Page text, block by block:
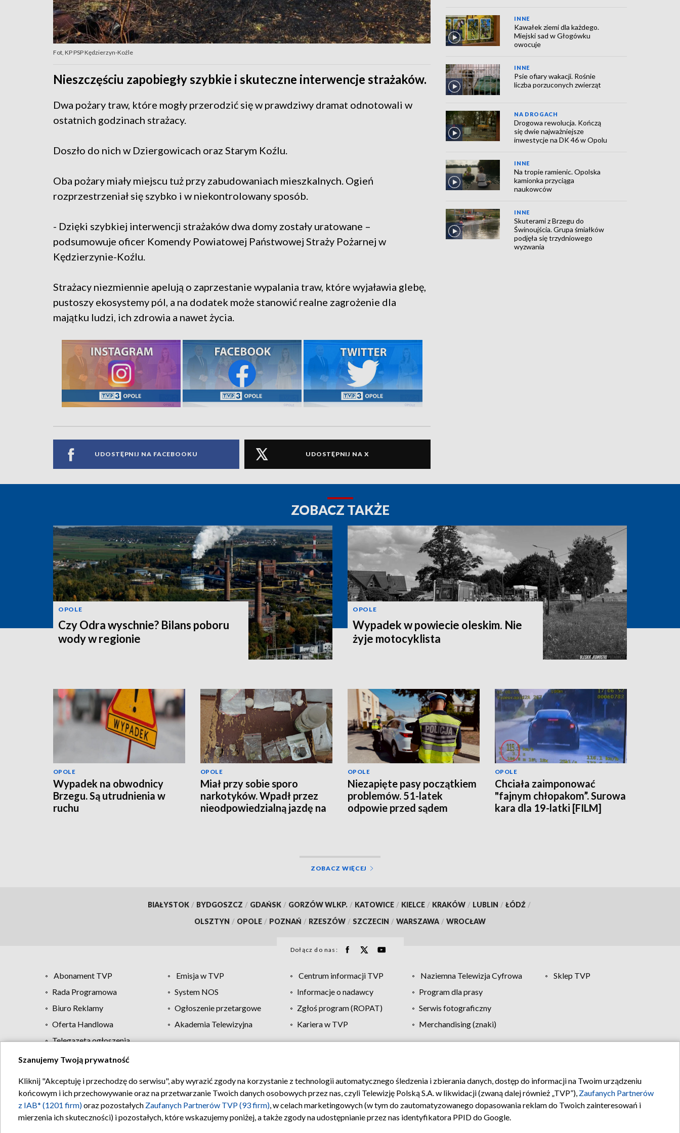
Fot, KP PSP Kędzierzyn-Koźle
Nieszczęściu zapobiegły szybkie i skuteczne interwencje strażaków.
Dwa pożary traw, które mogły przerodzić się w prawdziwy dramat odnotowali w
ostatnich godzinach strażacy.
Doszło do nich w Dziergowicach oraz Starym Koźlu.
Oba pożary miały miejscu tuż przy zabudowaniach mieszkalnych. Ogień
rozprzestrzeniał się szybko i w niekontrolowany sposób.
- Dzięki szybkiej interwencji strażaków dwa domy zostały uratowane –
podsumowuje oficer Komendy Powiatowej Państwowej Straży Pożarnej w
Kędzierzynie-Koźlu.
Strażacy niezmiennie apelują o zaprzestanie wypalania traw, które wyjaławia glebę,
pustoszy ekosystemy pól, a na dodatek może stanowić realne zagrożenie dla
majątku ludzi, ich zdrowia a nawet życia.
UDOSTĘPNIJ NA FACEBOOKU UDOSTĘPNIJ NA X
INNE
Kawałek ziemi dla każdego.
Miejski sad w Głogówku
owocuje
INNE
Psie ofiary wakacji. Rośnie
liczba porzuconych zwierząt
NA DROGACH
Drogowa rewolucja. Kończą
się dwie najważniejsze
inwestycje na DK 46 w Opolu
INNE
Na tropie ramienic. Opolska
kamionka przyciąga
naukowców
INNE
Skuterami z Brzegu do
Świnoujścia. Grupa śmiałków
podjęła się trzydniowego
wyzwania
ZOBACZ TAKŻE
OPOLE
Czy Odra wyschnie? Bilans poboru
wody w regionie
OPOLE
Wypadek w powiecie oleskim. Nie
żyje motocyklista
OPOLE
Wypadek na obwodnicy
Brzegu. Są utrudnienia w
ruchu
OPOLE
Miał przy sobie sporo
narkotyków. Wpadł przez
nieodpowiedzialną jazdę na
OPOLE
Niezapięte pasy początkiem
problemów. 51-latek
odpowie przed sądem
OPOLE
Chciała zaimponować
"fajnym chłopakom”. Surowa
kara dla 19-latki [FILM]
ZOBACZ WIĘCEJ
BIAŁYSTOK / BYDGOSZCZ / GDAŃSK / GORZÓW WLKP. / KATOWICE / KIELCE / KRAKÓW / LUBLIN / ŁÓDŹ /
OLSZTYN / OPOLE / POZNAŃ / RZESZÓW / SZCZECIN / WARSZAWA / WROCŁAW
Dołącz do nas:
Abonament TVP Emisja w TVP Centrum informacji TVP Naziemna Telewizja Cyfrowa
Sklep TVP
Rada Programowa
System NOS Informacje o nadawcy
Program dla prasy
Biuro Reklamy
Ogłoszenie przetargowe Zgłoś program (ROPAT)
Serwis fotograficzny
Oferta Handlowa
Akademia Telewizyjna Kariera w TVP
Merchandising (znaki)
Telegazeta ogłoszenia
Regulamin TVP Polityka prywatności Moje zgody Pomoc Biuro reklamy Kontakt
Szanujemy Twoją prywatność
Kliknij "Akceptuję i przechodzę do serwisu", aby wyrazić zgody na korzystanie z technologii automatycznego śledzenia i zbierania danych, dostęp do informacji na Twoim urządzeniu
końcowym i ich przechowywanie oraz na przetwarzanie Twoich danych osobowych przez nas, czyli Telewizję Polską S.A. w likwidacji (zwaną dalej również „TVP”), Zaufanych Partnerów
z IAB* (1201 firm)oraz pozostałych Zaufanych Partnerów TVP (93 firm), w celach marketingowych (w tym do zautomatyzowanego dopasowania reklam do Twoich zainteresowań i
mierzenia ich skuteczności) i pozostałych, które wskazujemy poniżej, a także zgody na udostępnianie przez nas identyfikatora PPID do Google.